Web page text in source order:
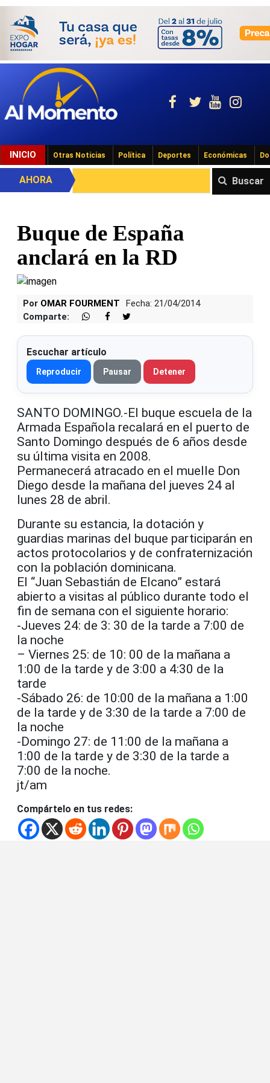
INICIO Otras Noticias Política Deportes Económicas
Buscar
AHORA
Buque de España
anclará en la RD
Por OMAR FOURMENT
Fecha: 21/04/2014
Comparte:
Escuchar artículo
Reproducir Pausar Detener
SANTO DOMINGO.-El buque escuela de la
Armada Española recalará en el puerto de
Santo Domingo después de 6 años desde
su última visita en 2008.
Permanecerá atracado en el muelle Don
Diego desde la mañana del jueves 24 al
lunes 28 de abril.
Durante su estancia, la dotación y
guardias marinas del buque participarán en
actos protocolarios y de confraternización
con la población dominicana.
El “Juan Sebastián de Elcano” estará
abierto a visitas al público durante todo el
fin de semana con el siguiente horario:
-Jueves 24: de 3: 30 de la tarde a 7:00 de
la noche
– Viernes 25: de 10: 00 de la mañana a
1:00 de la tarde y de 3:00 a 4:30 de la
tarde
-Sábado 26: de 10:00 de la mañana a 1:00
de la tarde y de 3:30 de la tarde a 7:00 de
la noche
-Domingo 27: de 11:00 de la mañana a
1:00 de la tarde y de 3:30 de la tarde a
7:00 de la noche.
jt/am
Compártelo en tus redes: